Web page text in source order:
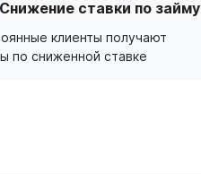
Снижение ставки по займу
клиенты получают
по сниженной ставке